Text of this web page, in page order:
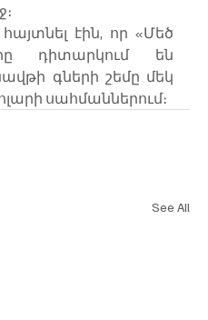
էին, որ «Մեծ
դիտարկում են
գների շեմը մեկ
սահմաններում։
See All